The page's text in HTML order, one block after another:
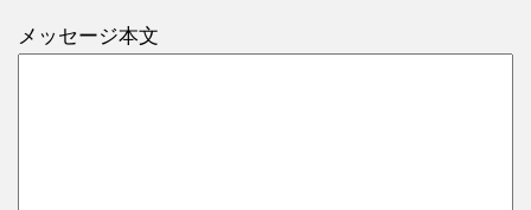
メッセージ本文